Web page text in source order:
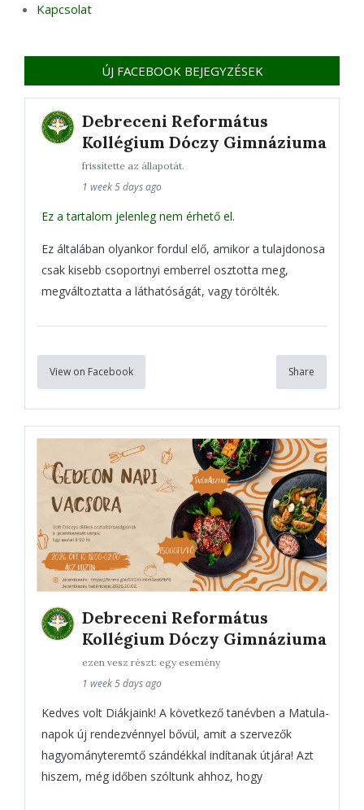
Kapcsolat
ÚJ FACEBOOK BEJEGYZÉSEK
Debreceni Református
Kollégium Dóczy Gimnáziuma
frissítette az állapotát.
1 week 5 days ago
Ez a tartalom jelenleg nem érhető el.
Ez általában olyankor fordul elő, amikor a tulajdonosa
csak kisebb csoportnyi emberrel osztotta meg,
megváltoztatta a láthatóságát, vagy törölték.
View on Facebook Share
Debreceni Református
Kollégium Dóczy Gimnáziuma
ezen vesz részt: egy esemény
1 week 5 days ago
Kedves volt Diákjaink! A következő tanévben a Matula-
napok új rendezvénnyel bővül, amit a szervezők
hagyományteremtő szándékkal indítanak útjára! Azt
hiszem, még időben szóltunk ahhoz, hogy